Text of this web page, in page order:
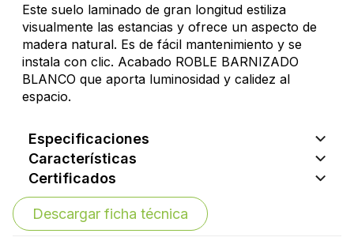
Este suelo laminado de gran longitud estiliza
visualmente las estancias y ofrece un aspecto de
madera natural. Es de fácil mantenimiento y se
instala con clic. Acabado ROBLE BARNIZADO
BLANCO que aporta luminosidad y calidez al
espacio.
Especificaciones
Características
Certificados
Descargar ficha técnica